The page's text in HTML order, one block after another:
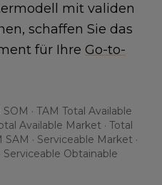
mit validen
schaffen Sie das
für Ihre Go-to-
· TAM Total Available
Available Market · Total
· Serviceable Market ·
Serviceable Obtainable